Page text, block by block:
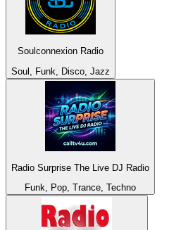
Soulconnexion Radio
Soul, Funk, Disco, Jazz
Radio Surprise The Live DJ Radio
Funk, Pop, Trance, Techno